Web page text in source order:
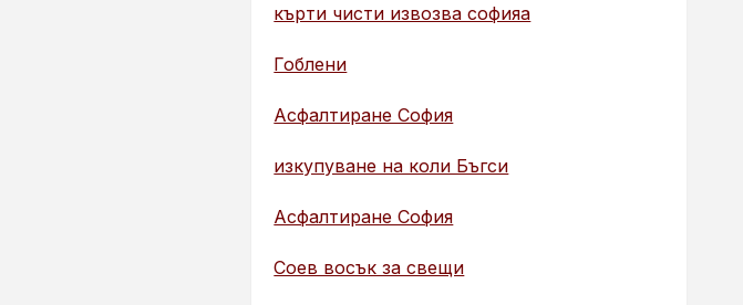
кърти чисти извозва софияа
Гоблени
Асфалтиране София
изкупуване на коли Бъгси
Асфалтиране София
Соев восък за свещи